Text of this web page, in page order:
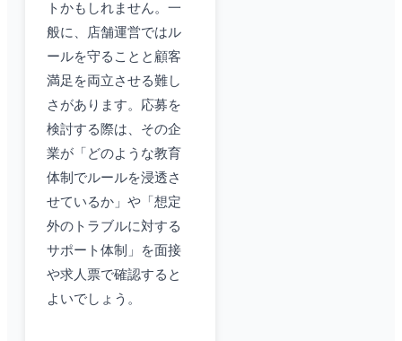
トかもしれません。一
般に、店舗運営ではル
ールを守ることと顧客
満足を両立させる難し
さがあります。応募を
検討する際は、その企
業が「どのような教育
体制でルールを浸透さ
せているか」や「想定
外のトラブルに対する
サポート体制」を面接
や求人票で確認すると
よいでしょう。